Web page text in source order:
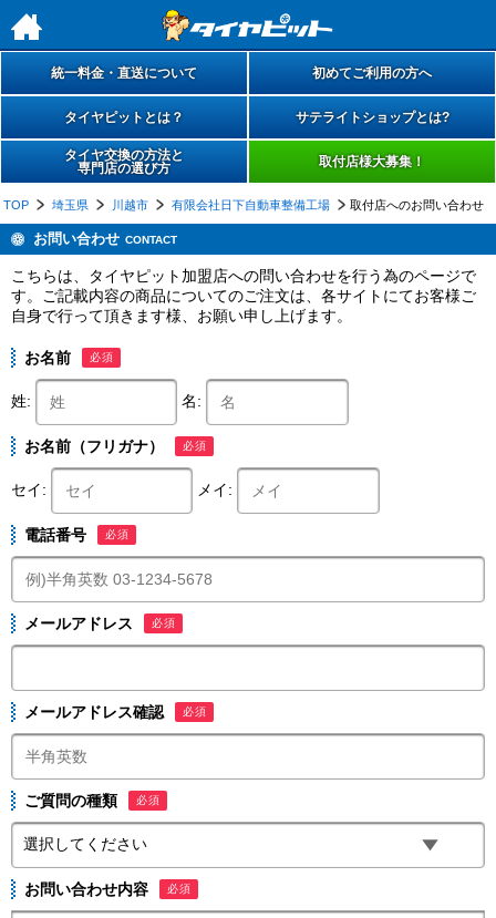
h
統一料金・直送について 初めてご利用の方へ
タイヤピットとは？ サテライトショップとは?
タイヤ交換の方法と
専門店の選び方
取付店様大募集！
TOP 埼玉県 川越市 有限会社日下自動車整備工場 取付店へのお問い合わせ
お問い合わせ CONTACT
こちらは、タイヤピット加盟店への問い合わせを行う為のページで
す。ご記載内容の商品についてのご注文は、各サイトにてお客様ご
自身で行って頂きます様、お願い申し上げます。
お名前 必須
姓: 名:
お名前（フリガナ） 必須
セイ: メイ:
電話番号 必須
メールアドレス 必須
メールアドレス確認 必須
ご質問の種類 必須
お問い合わせ内容 必須